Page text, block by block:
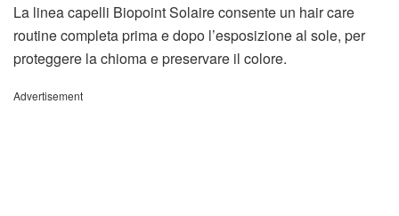
La linea capelli Biopoint Solaire consente un hair care
routine completa prima e dopo l’esposizione al sole, per
proteggere la chioma e preservare il colore.
Advertisement